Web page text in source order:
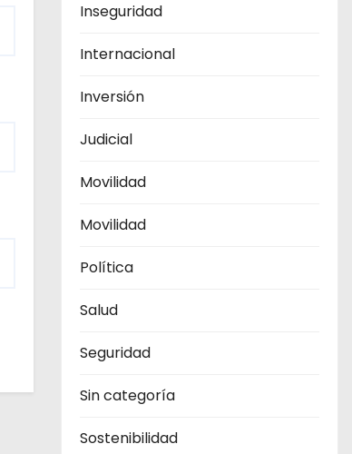
Inseguridad
Internacional
Inversión
Judicial
Movilidad
Movilidad
Política
Salud
Seguridad
Sin categoría
Sostenibilidad